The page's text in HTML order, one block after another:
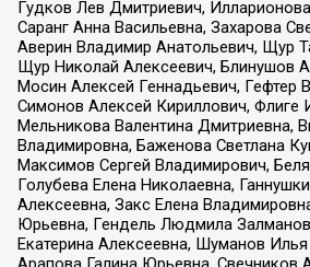
Гудков Лев Дмитриевич,
Саранг Анна Васильевна, Захарова
Аверин Владимир Анатольевич, Щур
Щур Николай Алексеевич, Блинушов
Мосин Алексей Геннадьевич, Гефтер
Симонов Алексей Кириллович, Флиге
Мельникова Валентина Дмитриевна,
Владимировна, Баженова Светлана
Максимов Сергей Владимирович,
Голубева Елена Николаевна,
Алексеевна, Закс Елена
Юрьевна, Гендель Людмила
Екатерина Алексеевна, Шуманов